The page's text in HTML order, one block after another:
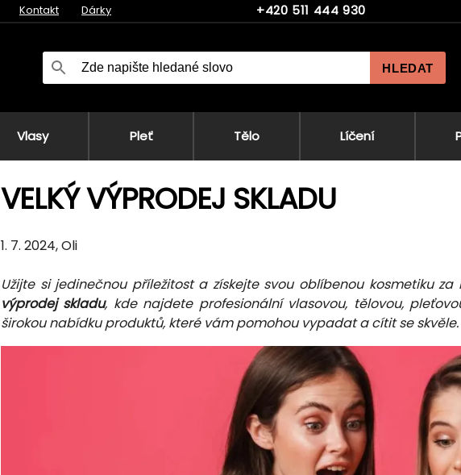
Kontakt Dárky +420 511 444 930
HLEDAT
Vlasy Pleť Tělo Líčení
VELKÝ VÝPRODEJ SKLADU
1. 7. 2024, Oli
Užijte si jedinečnou příležitost a získejte svou oblíbenou kosmetiku
výprodej skladu, kde najdete profesionální vlasovou, tělovou,
širokou nabídku produktů, které vám pomohou vypadat a cítit se skvěle.